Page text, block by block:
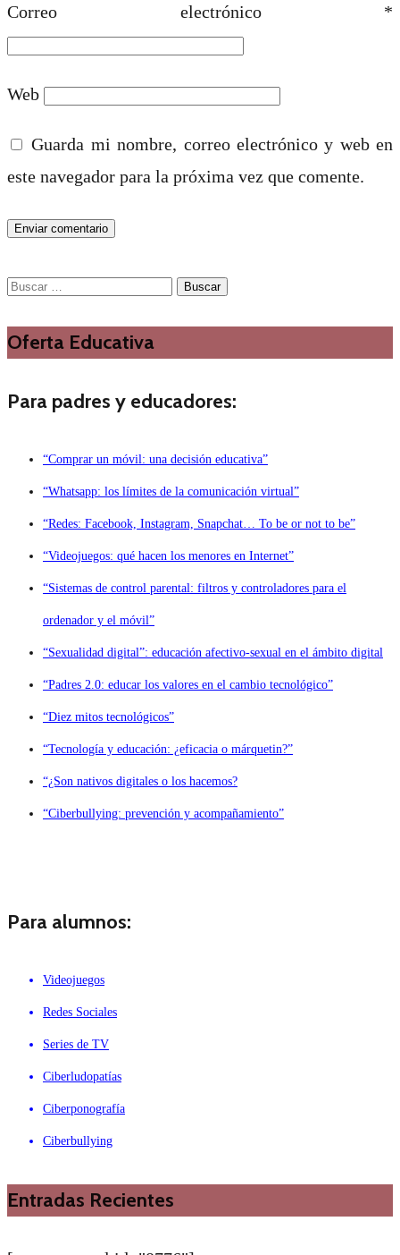
Correo electrónico *
Web
Guarda mi nombre, correo electrónico y web en
este navegador para la próxima vez que comente.
Buscar:
Oferta Educativa
Para padres y educadores:
“Comprar un móvil: una decisión educativa”
“Whatsapp: los límites de la comunicación virtual”
“Redes: Facebook, Instagram, Snapchat… To be or not to be”
“Videojuegos: qué hacen los menores en Internet”
“Sistemas de control parental: filtros y controladores para el
ordenador y el móvil”
“Sexualidad digital”: educación afectivo-sexual en el ámbito digital
“Padres 2.0: educar los valores en el cambio tecnológico”
“Diez mitos tecnológicos”
“Tecnología y educación: ¿eficacia o márquetin?”
“¿Son nativos digitales o los hacemos?
“Ciberbullying: prevención y acompañamiento”
Para alumnos:
Videojuegos
Redes Sociales
Series de TV
Ciberludopatías
Ciberponografía
Ciberbullying
Entradas Recientes